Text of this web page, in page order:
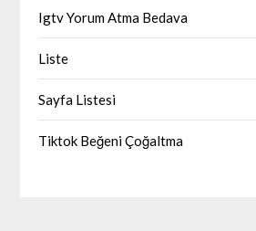
Igtv Yorum Atma Bedava
Liste
Sayfa Listesi
Tiktok Beğeni Çoğaltma